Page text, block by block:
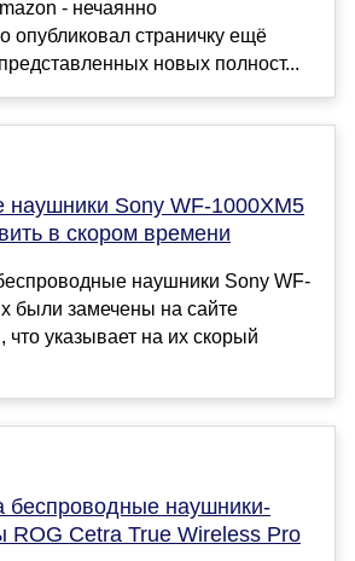
- нечаянно
опубликовал страничку ещё
новых полност...
наушники Sony WF-1000XM5
в скором времени
наушники Sony WF-
были замечены на сайте
что указывает на их скорый
беспроводные наушники-
Cetra True Wireless Pro